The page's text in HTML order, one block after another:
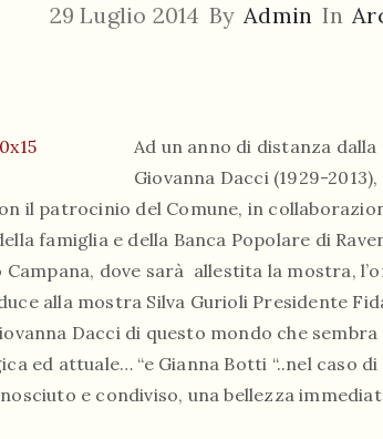
29 Luglio 2014 By Admin In
Ad un anno di distanza
Giovanna Dacci (1929-
il patrocinio del Comune, in
famiglia e della Banca Popolare di
dove sarà allestita la mostra,
alla mostra Silva Gurioli Presidente
Dacci di questo mondo che
ed attuale… “e Gianna Botti “..nel caso di
e condiviso, una bellezza